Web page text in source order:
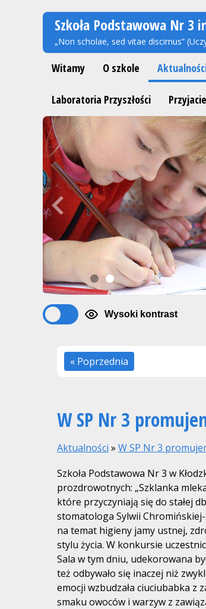
Szkoła Podstawowa Nr 3
„Non scholae, sed vitae discimus”
Witamy O szkole
Laboratoria Przyszłości
Previous
Wysoki kontrast
« Poprzednia
W SP Nr 3
Aktualności » W SP Nr 3
Szkoła Podstawowa Nr 3 w
prozdrowotnych: „Szklanka
które przyczyniają się do stałej
stomatologa Sylwii
na temat higieny jamy ustnej,
stylu życia. W konkursie
Sala w tym dniu, udekorowana
też odbywało się inaczej niż
emocji wzbudzała ciuciubabka z
smaku owoców i warzyw z